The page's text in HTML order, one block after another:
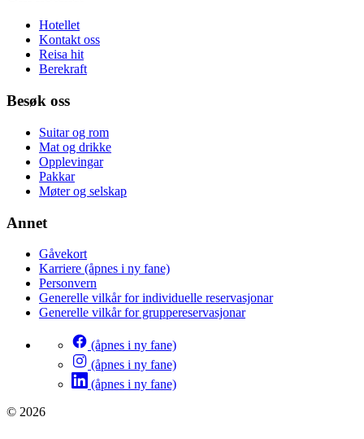
Hotellet
Kontakt oss
Reisa hit
Berekraft
Besøk oss
Suitar og rom
Mat og drikke
Opplevingar
Pakkar
Møter og selskap
Annet
Gåvekort
Karriere (åpnes i ny fane)
Personvern
Generelle vilkår for individuelle reservasjonar
Generelle vilkår for gruppereservasjonar
(åpnes i ny fane)
(åpnes i ny fane)
(åpnes i ny fane)
© 2026